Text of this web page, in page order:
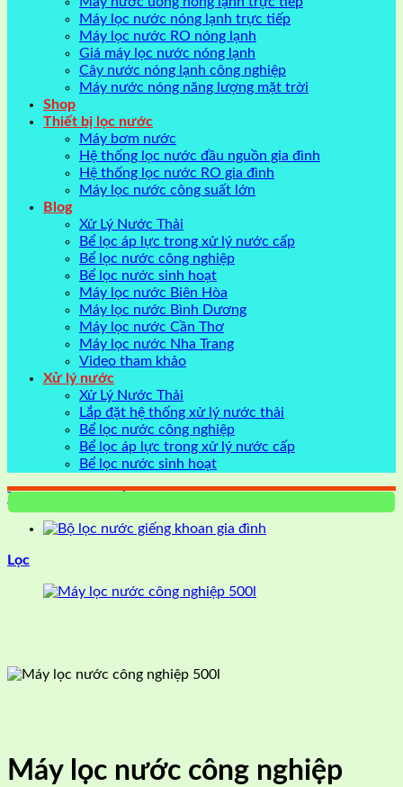
Máy lọc nước nóng lạnh trực tiếp
Máy lọc nước RO nóng lạnh
Giá máy lọc nước nóng lạnh
Cây nước nóng lạnh công nghiệp
Máy nước nóng năng lượng mặt trời
Shop
Thiết bị lọc nước
Máy bơm nước
Hệ thống lọc nước đầu nguồn gia đình
Hệ thống lọc nước RO gia đình
Máy lọc nước công suất lớn
Blog
Xử Lý Nước Thải
Bể lọc áp lực trong xử lý nước cấp
Bể lọc nước công nghiệp
Bể lọc nước sinh hoạt
Máy lọc nước Biên Hòa
Máy lọc nước Bình Dương
Máy lọc nước Cần Thơ
Máy lọc nước Nha Trang
Video tham khảo
Xử lý nước
Xử Lý Nước Thải
Lắp đặt hệ thống xử lý nước thải
Bể lọc nước công nghiệp
Bể lọc áp lực trong xử lý nước cấp
Bể lọc nước sinh hoạt
Trang chủ
Lọc
Máy lọc nước công nghiệp